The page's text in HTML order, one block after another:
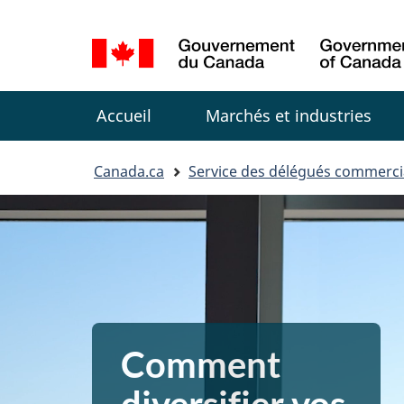
de
la
langue
Menu
Accueil Marchés et industries
You
are
here:
Canada.ca Service des délégués
Comment